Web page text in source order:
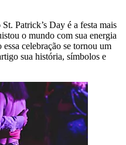
Patrick’s Day é a festa mais
o mundo com sua energia
celebração se tornou um
sua história, símbolos e